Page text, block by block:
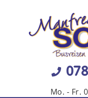
Mo. - Fr.